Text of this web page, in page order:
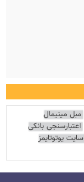
مبل مینیمال
اعتبارسنجی بانکی
سایت یوتوتایمز